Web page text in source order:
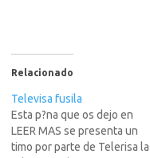
Relacionado
Televisa fusila
Esta p?na que os dejo en
LEER MAS se presenta un
timo por parte de Telerisa la